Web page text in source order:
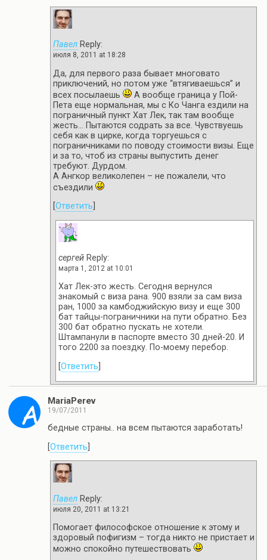
Павел Reply:
июля 8, 2011 at 18:28
Да, для первого раза бывает многовато
приключений, но потом уже “втягиваешься” и
всех посылаешь
А вообще граница у Пой-
Пета еще нормальная, мы с Ко Чанга ездили на
пограничный пункт Хат Лек, так там вообще
жесть… Пытаются содрать за все. Чувствуешь
себя как в цирке, когда торгуешься с
пограничниками по поводу стоимости визы. Еще
и за то, чтоб из страны выпустить денег
требуют. Дурдом.
А Ангкор великолепен – не пожалели, что
съездили
Ответить
сергей Reply:
марта 1, 2012 at 10:01
Хат Лек-это жесть. Сегодня вернулся
знакомый с виза рана. 900 взяли за сам виза
ран, 1000 за камбоджийскую визу и еще 300
бат тайцы-пограничники на пути обратно. Без
300 бат обратно пускать не хотели.
Штампанули в паспорте вместо 30 дней-20. И
того 2200 за поездку. По-моему перебор.
Ответить
MariaPerev
19/07/2011
бедные страны.. на всем пытаются заработать!
Ответить
Павел Reply:
июля 20, 2011 at 13:21
Помогает философское отношение к этому и
здоровый пофигизм – тогда никто не пристает и
можно спокойно путешествовать